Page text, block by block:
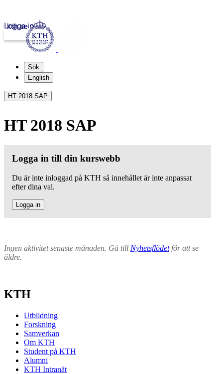
kth.se
Logga in
Sök
English
HT 2018 SAP
HT 2018 SAP
Logga in till din kurswebb
Du är inte inloggad på KTH så innehållet är inte anpassat
efter dina val.
Logga in
Ingen aktivitet senaste månaden. Gå till Nyhetsflödetför att se
äldre.
KTH
Utbildning
Forskning
Samverkan
Om KTH
Student på KTH
Alumni
KTH Intranät